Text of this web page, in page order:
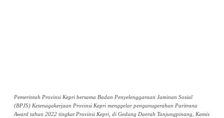
Pemerintah Provinsi Kepri bersama Badan Penyelenggaraan Jaminan Sosial
(BPJS) Ketenagakerjaan Provinsi Kepri menggelar penganugerahan Paritrana
Award tahun 2022 tingkat Provinsi Kepri, di Gedung Daerah Tanjungpinang, Kamis